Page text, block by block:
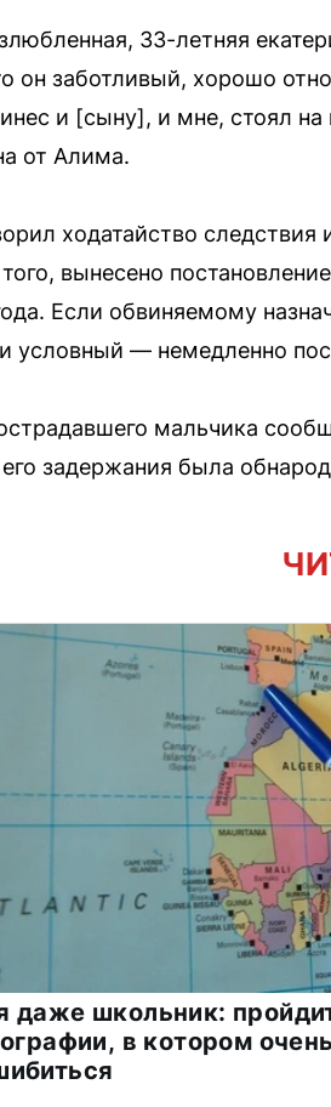
33-летняя
он заботливый, хорошо
и [сыну], и мне, стоял
от Алима.
ходатайство
вынесено
Если обвиняемому
условный — немедленно
мальчика
задержания была
даже школьник:
в котором очень